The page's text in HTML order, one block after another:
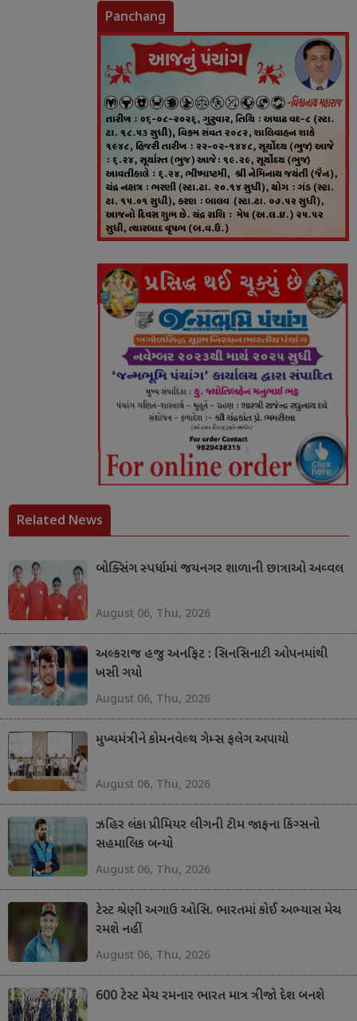
Panchang
Related News
બોક્સિંગ સ્પર્ધામાં જયનગર શાળાની છાત્રાઓ અવ્વલ
August 06, Thu, 2026
અલ્કરાજ હજુ અનફિટ : સિનસિનાટી ઓપનમાંથી
ખસી ગયો
August 06, Thu, 2026
મુખ્યમંત્રીને કોમનવેલ્થ ગેમ્સ ફલેગ અપાયો
August 06, Thu, 2026
ઝહિર લંકા પ્રીમિયર લીગની ટીમ જાફના કિંગ્સનો
સહમાલિક બન્યો
August 06, Thu, 2026
ટેસ્ટ શ્રેણી અગાઉ ઓસિ. ભારતમાં કોઈ અભ્યાસ મેચ
રમશે નહીં
August 06, Thu, 2026
600 ટેસ્ટ મેચ રમનાર ભારત માત્ર ત્રીજો દેશ બનશે